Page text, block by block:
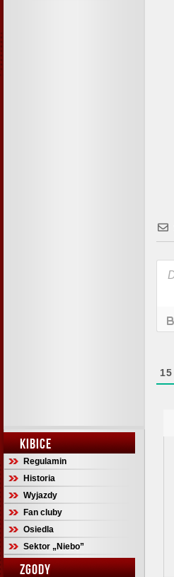
KIBICE
Regulamin
Historia
Wyjazdy
Fan cluby
Osiedla
Sektor „Niebo”
ZGODY
15